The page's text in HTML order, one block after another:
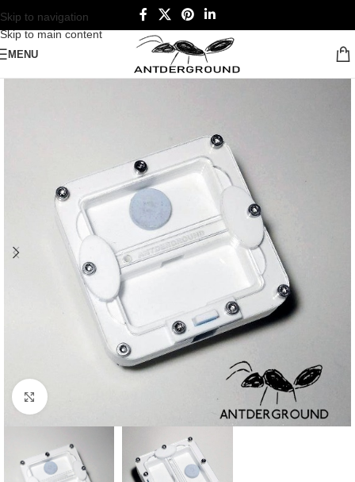
Skip to navigation
Skip to main content
MENU
Click to enlarge